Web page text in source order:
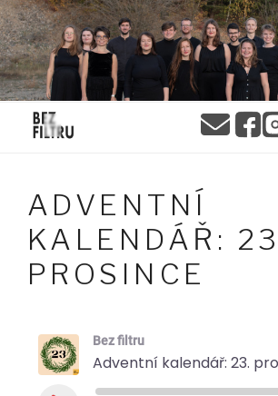
Přejít
k
obsahu
webu
BEZ FILTRU
ADVENTNÍ
KALENDÁŘ:
PROSINCE
Bez filtru
Adventní kalendář: 23.